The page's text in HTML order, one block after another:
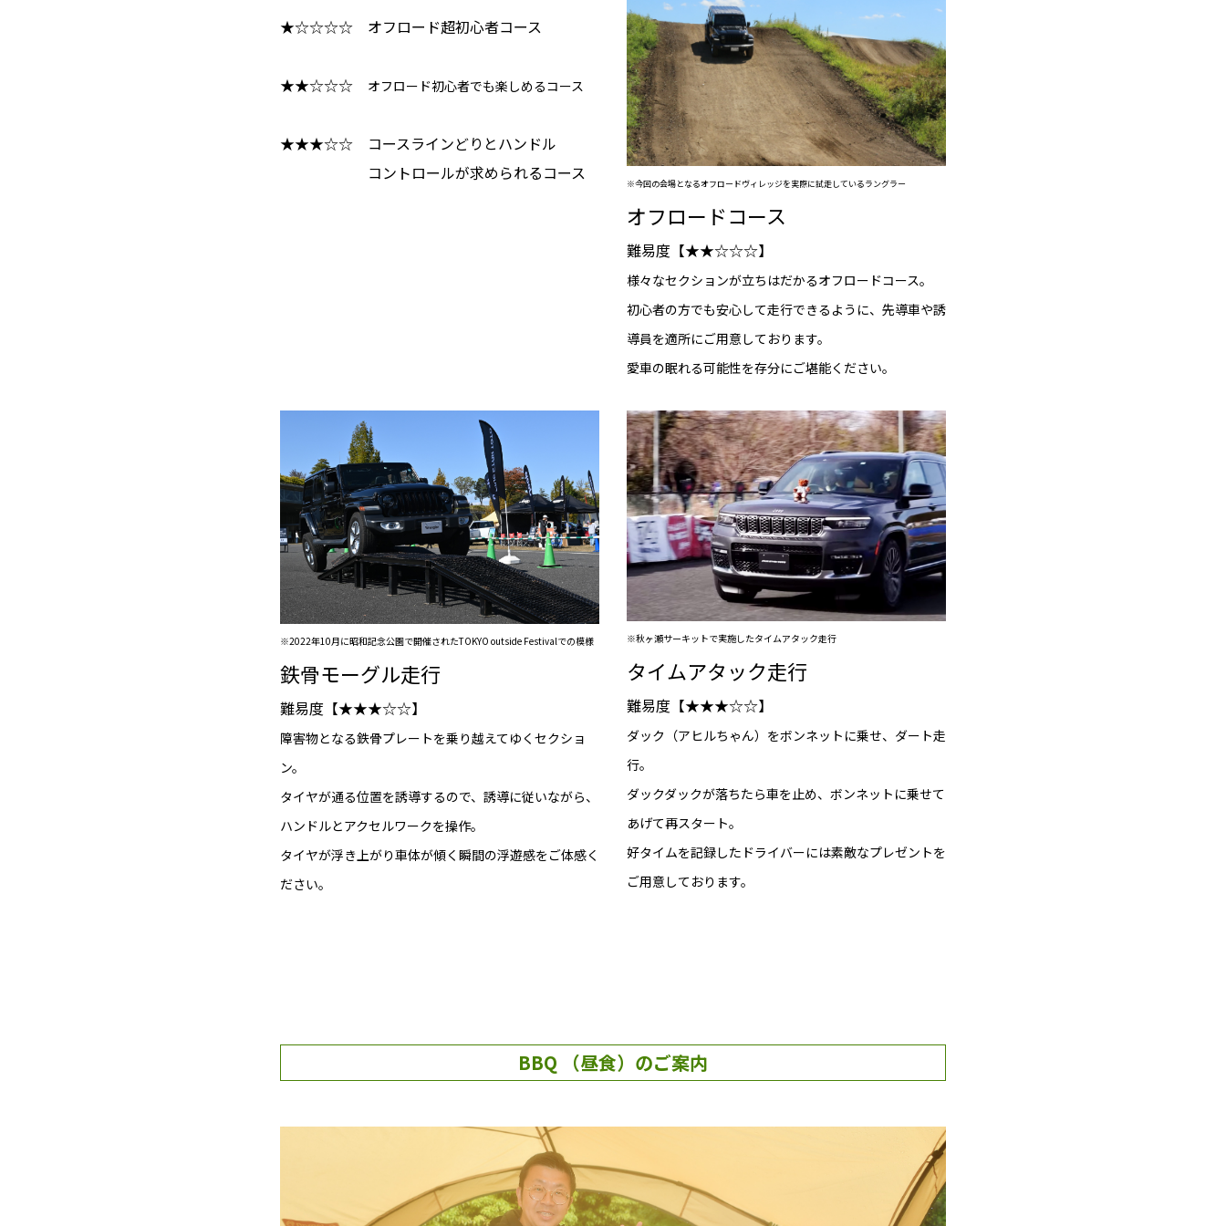
★☆☆☆☆ オフロード超初心者コース
★★☆☆☆ オフロード初心者でも楽しめるコース
★★★☆☆ コースラインどりとハンドル
コントロールが求められるコース
※今回の会場となるオフロードヴィレッジを実際に試走しているラングラー
オフロードコース
難易度【★★☆☆☆】
様々なセクションが立ちはだかるオフロードコース。
初心者の方でも安心して走行できるように、先導車や誘
導員を適所にご用意しております。
愛車の眠れる可能性を存分にご堪能ください。
※2022年10月に昭和記念公園で開催されたTOKYO outside Festivalでの模様
鉄骨モーグル走行
難易度【★★★☆☆】
障害物となる鉄骨プレートを乗り越えてゆくセクショ
ン。
タイヤが通る位置を誘導するので、誘導に従いながら、
ハンドルとアクセルワークを操作。
タイヤが浮き上がり車体が傾く瞬間の浮遊感をご体感く
ださい。
※秋ヶ瀬サーキットで実施したタイムアタック走行
タイムアタック走行
難易度【★★★☆☆】
ダック（アヒルちゃん）をボンネットに乗せ、ダート走
行。
ダックダックが落ちたら車を止め、ボンネットに乗せて
あげて再スタート。
好タイムを記録したドライバーには素敵なプレゼントを
ご用意しております。
BBQ （昼食）のご案内